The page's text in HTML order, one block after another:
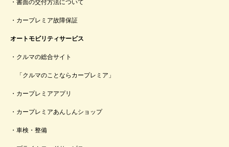
書面の交付方法について
カープレミア故障保証
オートモビリティサービス
クルマの総合サイト
「クルマのことならカープレミア」
カープレミアアプリ
カープレミアあんしんショップ
車検・整備